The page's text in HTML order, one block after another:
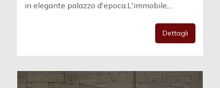
in elegante palazzo d'epoca.L'immobile,...
Dettagli